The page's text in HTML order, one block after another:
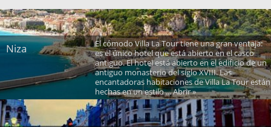
Niza
El cómodo Villa La Tour tiene una gran ventaja:
es el único hotel que está abierto en el casco
antiguo. El hotel está abierto en el edificio de un
antiguo monasterio del siglo XVIII. Las
encantadoras habitaciones de Villa La Tour están
hechas en un estilo ... Abrir »